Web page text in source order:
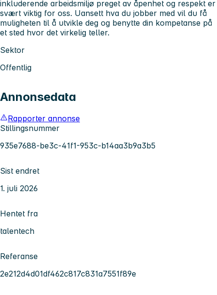
inkluderende arbeidsmiljø preget av åpenhet og respekt er
svært viktig for oss. Uansett hva du jobber med vil du få
muligheten til å utvikle deg og benytte din kompetanse på
et sted hvor det virkelig teller.
Sektor
Offentlig
Annonsedata
Rapporter annonse
Stillingsnummer
935e7688-be3c-41f1-953c-b14aa3b9a3b5
Sist endret
1. juli 2026
Hentet fra
talentech
Referanse
2e212d4d01df462c817c831a7551f89e